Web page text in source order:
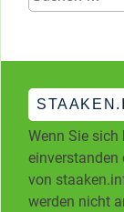
nach:
Wenn Sie sich
einverstanden
von
werden nicht